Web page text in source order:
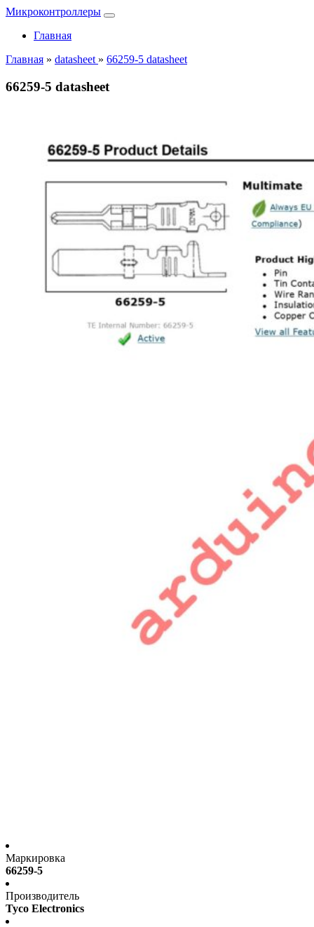
Микроконтроллеры
Главная
Главная » datasheet » 66259-5 datasheet
66259-5 datasheet
Маркировка
66259-5
Производитель
Tyco Electronics